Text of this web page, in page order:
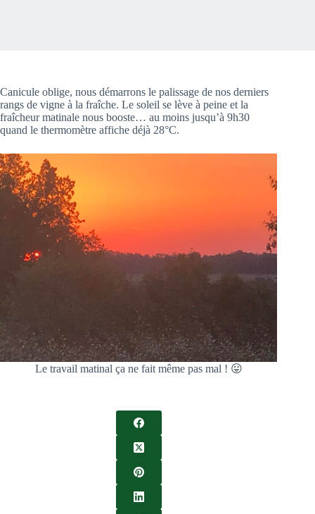
Canicule oblige, nous démarrons le palissage de nos derniers
rangs de vigne à la fraîche. Le soleil se lève à peine et la
fraîcheur matinale nous booste… au moins jusqu’à 9h30
quand le thermomètre affiche déjà 28°C.
Le travail matinal ça ne fait même pas mal ! 😛